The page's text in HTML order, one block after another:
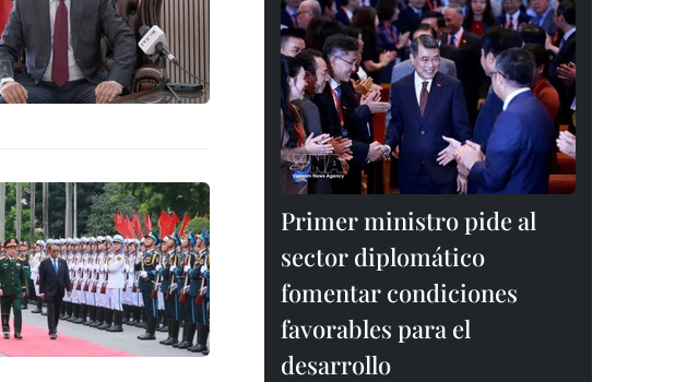
Primer ministro pide al
sector diplomático
fomentar condiciones
favorables para el
desarrollo